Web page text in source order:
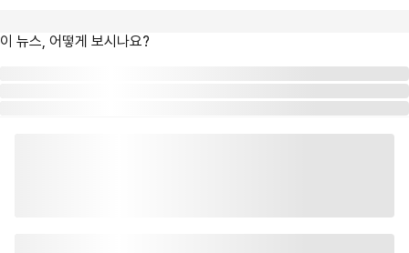
이 뉴스, 어떻게 보시나요?